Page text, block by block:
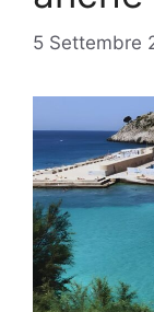
5 Settembre